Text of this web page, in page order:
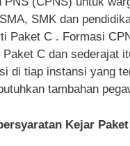
SMK dan
Paket C . Formasi
Paket C dan sederajat
di tiap instansi yang
tambahan
Kejar